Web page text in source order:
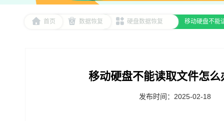
首页 数据恢复 硬盘数据恢复 移动硬盘不能
移动硬盘不能读取文件怎
发布时间：2025-02-18